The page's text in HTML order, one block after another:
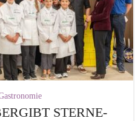
STERNE-